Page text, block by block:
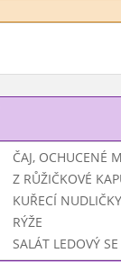
ČAJ, OCHUCENÉ
Z RŮŽIČKOVÉ
KUŘECÍ
RÝŽE
SALÁT LEDOVÝ